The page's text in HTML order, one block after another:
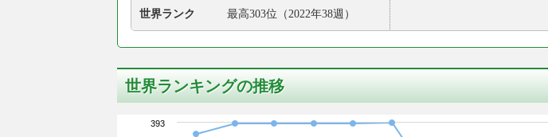
世界ランク 最高303位（2022年38週）
世界ランキングの推移
393